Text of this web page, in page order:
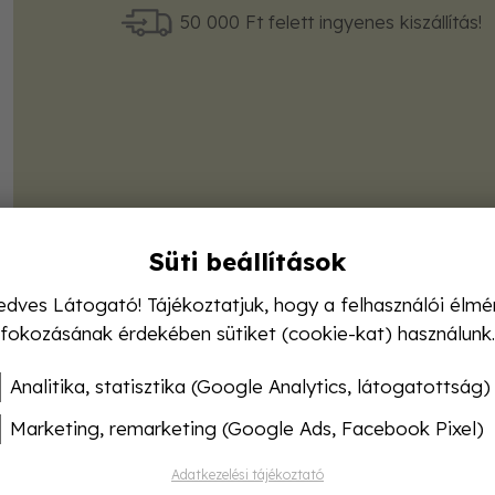
50 000 Ft felett ingyenes kiszállítás!
Süti beállítások
Látogató! Tájékoztatjuk, hogy a felhasználói
fokozásának érdekében sütiket (cookie-kat) használunk.
Analitika, statisztika (Google Analytics, látogatottság)
Marketing, remarketing (Google Ads, Facebook Pixel)
Adatkezelési tájékoztató